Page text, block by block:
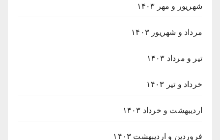
شهریور و مهر ۱۴۰۳
مرداد و شهریور ۱۴۰۳
تیر و مرداد ۱۴۰۳
خرداد و تیر ۱۴۰۳
اردیبهشت و خرداد ۱۴۰۳
فروردین و اردیبهشت ۱۴۰۳